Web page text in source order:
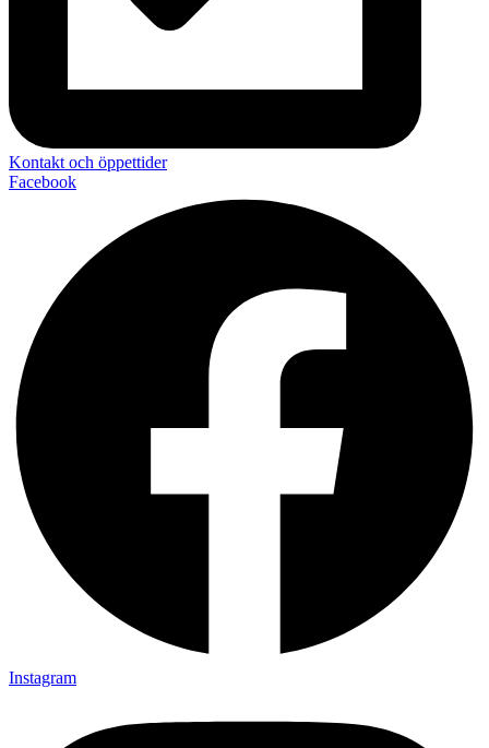
Kontakt och öppettider
Facebook
Instagram